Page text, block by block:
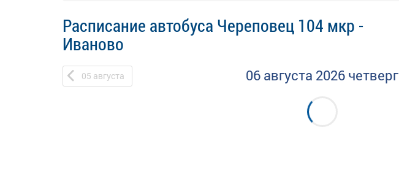
Расписание автобуса Череповец 104 мкр -
Иваново
05 августа 06 августа 2026 четверг